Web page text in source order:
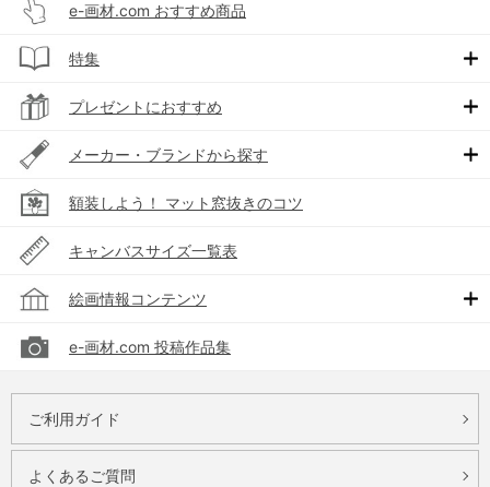
e-画材.com おすすめ商品
特集
プレゼントにおすすめ
メーカー・ブランドから探す
額装しよう！ マット窓抜きのコツ
キャンバスサイズ一覧表
絵画情報コンテンツ
e-画材.com 投稿作品集
ご利用ガイド
よくあるご質問